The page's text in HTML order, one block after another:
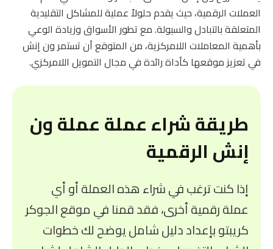
العملات الرقمية، حيث يقدم حلولاً عملية للمشاكل التقليدية
المتعلقة بالتبادل والسيولة. مع تطور الأسواق وزيادة الوعي
بأهمية المعاملات اللامركزية، من المتوقع أن تستمر ون إنش
في تعزيز موقعها كأداة رائدة في مجال التمويل اللامركزي.
طريقة شراء عملة عملة ون
إنش الرقمية
إذا كنت ترغب في شراء هذه العملة أو أي
عملة رقمية أخرى، فقد قمنا في موقع الجوكر
كريبتو بإعداد دليل شامل يوضح لك خطوات